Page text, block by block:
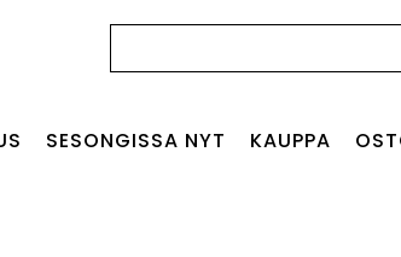
SESONGISSA NYT KAUPPA